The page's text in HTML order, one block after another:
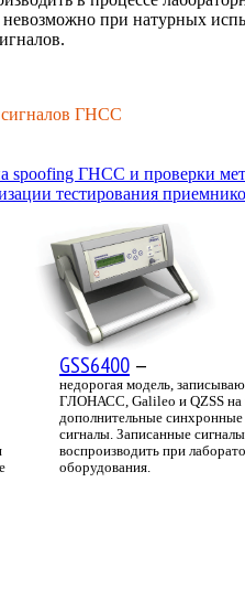
при натурных
сигналов ГНСС
spoofing ГНСС и проверки
тестирования
GSS6400 —
недорогая модель,
ГЛОНАСС, Galileo и QZSS на
дополнительные
сигналы. Записанные
воспроизводить при
оборудования.